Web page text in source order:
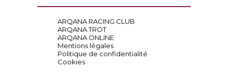
ARQANA RACING CLUB
ARQANA TROT
ARQANA ONLINE
Mentions légales
Politique de confidentialité
Cookies